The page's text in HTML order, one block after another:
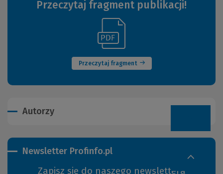
Przeczytaj fragment publikacji!
Przeczytaj fragment
(Nowe
okno)
innej
Autorzy
Newsletter Profinfo.pl
Zapisz się do naszego newslettera